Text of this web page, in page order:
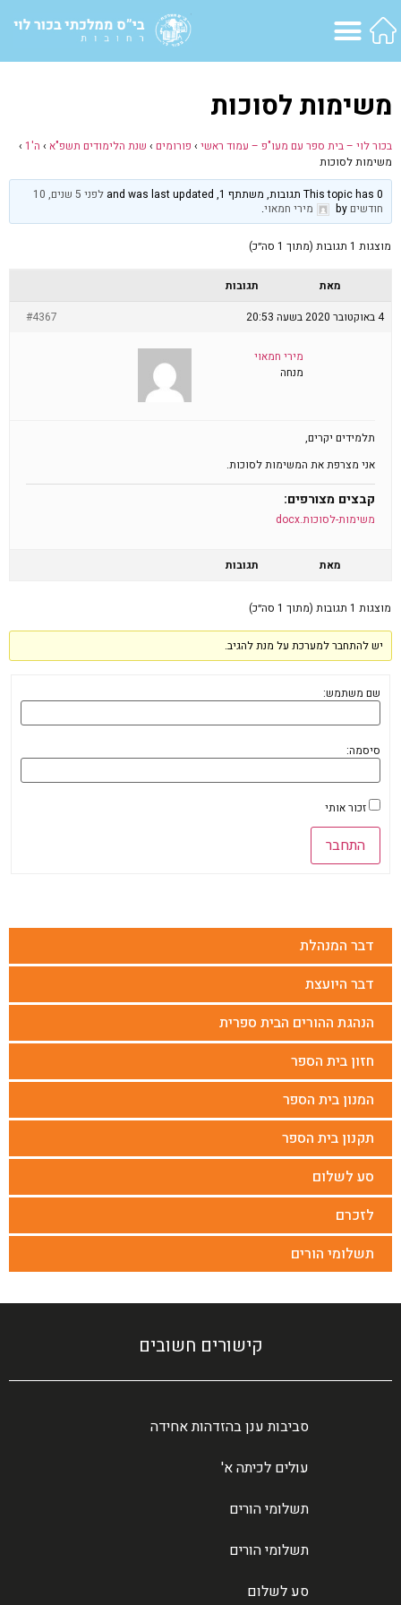
דבר המנהלת
דבר היועצת
הנהגת ההורים הבית ספרית
חזון בית הספר
המנון בית הספר
תקנון בית הספר
סע לשלום
לזכרם
תשלומי הורים
משימות לסוכות
בכור לוי – בית ספר עם מעו"פ – עמוד ראשי › פורומים › שנת הלימודים תשפ"א › ה'1
›
משימות לסוכות
This topic has 0 תגובות, משתתף 1, and was last updated
לפני 5 שנים, 10
חודשים by מירי חמאוי.
מוצגות 1 תגובות (מתוך 1 סה״כ)
מאת
תגובות
4 באוקטובר 2020 בשעה 20:53
#4367
מירי חמאוי
מנחה
תלמידים יקרים,
אני מצרפת את המשימות לסוכות.
קבצים מצורפים:
משימות-לסוכות.docx
מאת תגובות
מוצגות 1 תגובות (מתוך 1 סה״כ)
יש להתחבר למערכת על מנת להגיב.
שם משתמש:
סיסמה:
זכור אותי
התחבר
קישורים חשובים
סביבות ענן בהזדהות אחידה
עולים לכיתה א'
תשלומי הורים
תשלומי הורים
סע לשלום